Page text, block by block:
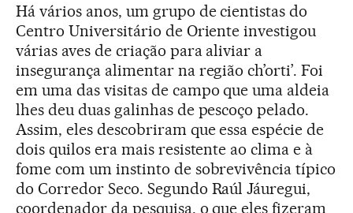
Há vários anos, um grupo de cientistas do
Centro Universitário de Oriente investigou
várias aves de criação para aliviar a
insegurança alimentar na região ch’orti’. Foi
em uma das visitas de campo que uma aldeia
lhes deu duas galinhas de pescoço pelado.
Assim, eles descobriram que essa espécie de
dois quilos era mais resistente ao clima e à
fome com um instinto de sobrevivência típico
do Corredor Seco. Segundo Raúl Jáuregui,
coordenador da pesquisa, o que eles fizeram